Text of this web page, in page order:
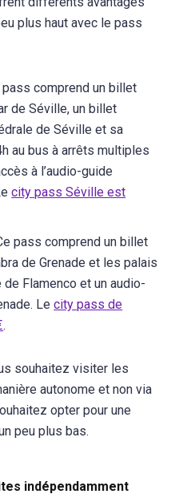
plus haut avec le pass
pass comprend un billet
de Séville, un billet
de Séville et sa
au bus à arrêts multiples
à l’audio-guide
city pass Séville est
pass comprend un billet
de Grenade et les palais
Flamenco et un audio-
Lecity pass de
.
souhaitez visiter les
autonome et non via
opter pour une
peu plus bas.
indépendamment